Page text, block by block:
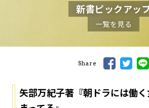
新書ピックアッ
一覧を見る
Share
矢部万紀子著『朝ドラには働